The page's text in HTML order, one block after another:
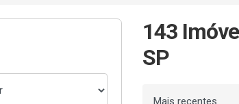
143
SP
Ordenar por